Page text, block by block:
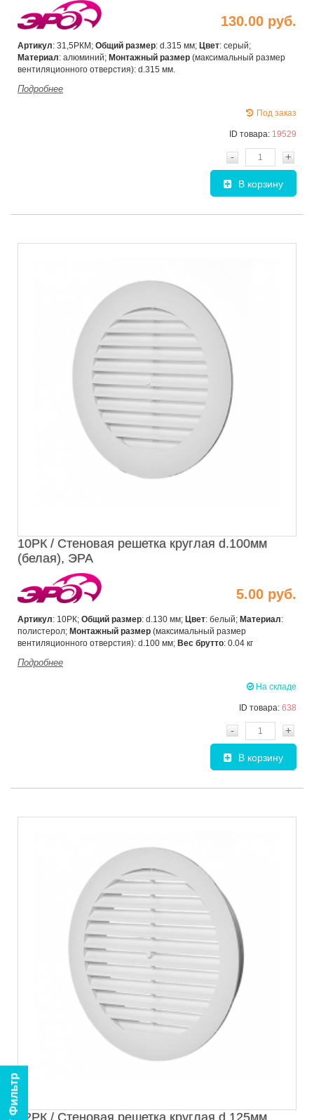
Фильтр
130.00 руб.
Артикул: 31,5РКМ; Общий размер: d.315 мм; Цвет: серый;
Материал: алюминий; Монтажный размер (максимальный размер
вентиляционного отверстия): d.315 мм.
Подробнее
Под заказ
ID товара: 19529
- +
В корзину
10РК / Стеновая решетка круглая d.100мм
(белая), ЭРА
5.00 руб.
Артикул: 10РК; Общий размер: d.130 мм; Цвет: белый; Материал:
полистерол; Монтажный размер (максимальный размер
вентиляционного отверстия): d.100 мм; Вес брутто: 0.04 кг
Подробнее
На складе
ID товара: 638
- +
В корзину
12РК / Стеновая решетка круглая d.125мм